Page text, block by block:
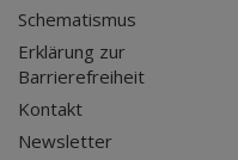
Schematismus
Erklärung zur
Barrierefreiheit
Kontakt
Newsletter